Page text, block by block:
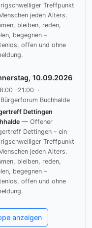
Treffpunkt
jeden Alters.
bleiben, reden,
begegnen –
offen und ohne
10.09.2026
–21:00
·
Bürgerforum Buchhalde
Dettingen
— Offener
Dettingen – ein
Treffpunkt
jeden Alters.
bleiben, reden,
begegnen –
offen und ohne
anzeigen